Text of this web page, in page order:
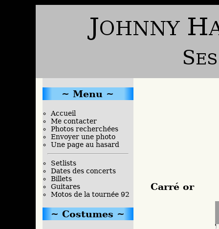
Carré or
Menu
Accueil
Me contacter
Photos recherchées
Envoyer une photo
Une page au hasard
Setlists
Dates des concerts
Billets
Guitares
Motos de la tournée 92
Costumes